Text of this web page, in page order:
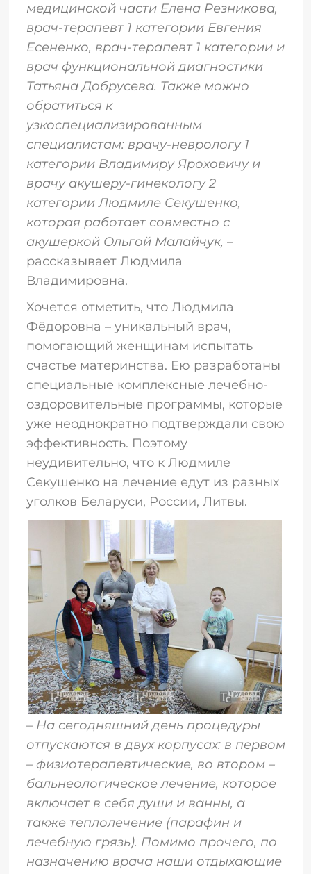
медицинской части Елена Резникова,
врач-терапевт 1 категории Евгения
Есененко, врач-терапевт 1 категории и
врач функциональной диагностики
Татьяна Добрусева. Также можно
обратиться к
узкоспециализированным
специалистам: врачу-неврологу 1
категории Владимиру Яроховичу и
врачу акушеру-гинекологу 2
категории Людмиле Секушенко,
которая работает совместно с
акушеркой Ольгой Малайчук, –
рассказывает Людмила
Владимировна.
Хочется отметить, что Людмила
Фёдоровна – уникальный врач,
помогающий женщинам испытать
счастье материнства. Ею разработаны
специальные комплексные лечебно-
оздоровительные программы, которые
уже неоднократно подтверждали свою
эффективность. Поэтому
неудивительно, что к Людмиле
Секушенко на лечение едут из разных
уголков Беларуси, России, Литвы.
–На сегодняшний день процедуры
отпускаются в двух корпусах: в первом
– физиотерапевтические, во втором –
бальнеологическое лечение, которое
включает в себя души и ванны, а
также теплолечение (парафин и
лечебную грязь). Помимо прочего, по
назначению врача наши отдыхающие